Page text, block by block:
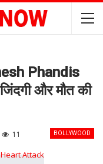
Phandis
और मौत की
BOLLYWOOD
11